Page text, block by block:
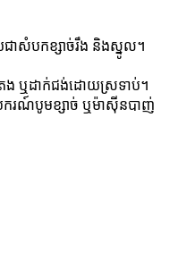
ជាសំបកខ្សាច់រឹង និងស្នូល។
តង ឬដាក់ជង់ដោយស្រទាប់។
ឧបករណ៍​បូម​ខ្សាច់ ឬ​ម៉ាស៊ីន​បាញ់​